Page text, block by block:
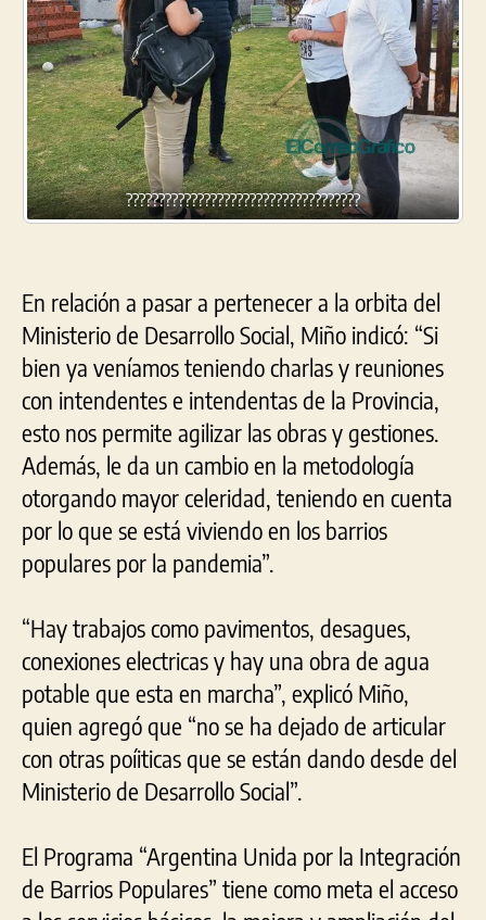
????????????????????????????????????
En relación a pasar a pertenecer a la orbita del
Ministerio de Desarrollo Social, Miño indicó: “Si
bien ya veníamos teniendo charlas y reuniones
con intendentes e intendentas de la Provincia,
esto nos permite agilizar las obras y gestiones.
Además, le da un cambio en la metodología
otorgando mayor celeridad, teniendo en cuenta
por lo que se está viviendo en los barrios
populares por la pandemia”.
“Hay trabajos como pavimentos, desagues,
conexiones electricas y hay una obra de agua
potable que esta en marcha”, explicó Miño,
quien agregó que “no se ha dejado de articular
con otras poíiticas que se están dando desde del
Ministerio de Desarrollo Social”.
El Programa “Argentina Unida por la Integración
de Barrios Populares” tiene como meta el acceso